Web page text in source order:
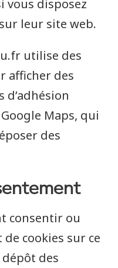
vous disposez
leur site web.
utilise des
afficher des
Maps, qui
des
consentir ou
cookies sur ce
des